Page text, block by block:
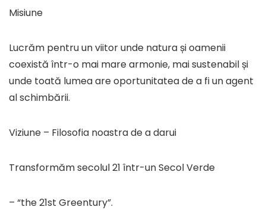
Misiune
Lucrăm pentru un viitor unde natura și oamenii
coexistă într-o mai mare armonie, mai sustenabil și
unde toată lumea are oportunitatea de a fi un agent
al schimbării.
Viziune – Filosofia noastra de a darui
Transformăm secolul 21 într-un Secol Verde
– “the 21st Greentury”.